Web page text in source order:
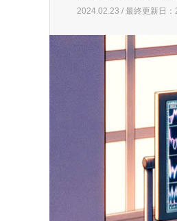
2024.02.23 / 最終更新日